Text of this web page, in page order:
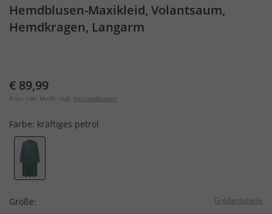
Hemdblusen-Maxikleid, Volantsaum,
Hemdkragen, Langarm
€ 89,99
Preis inkl. MwSt. zzgl. Versandkosten
Farbe: kräftiges petrol
Größe: Größentabelle